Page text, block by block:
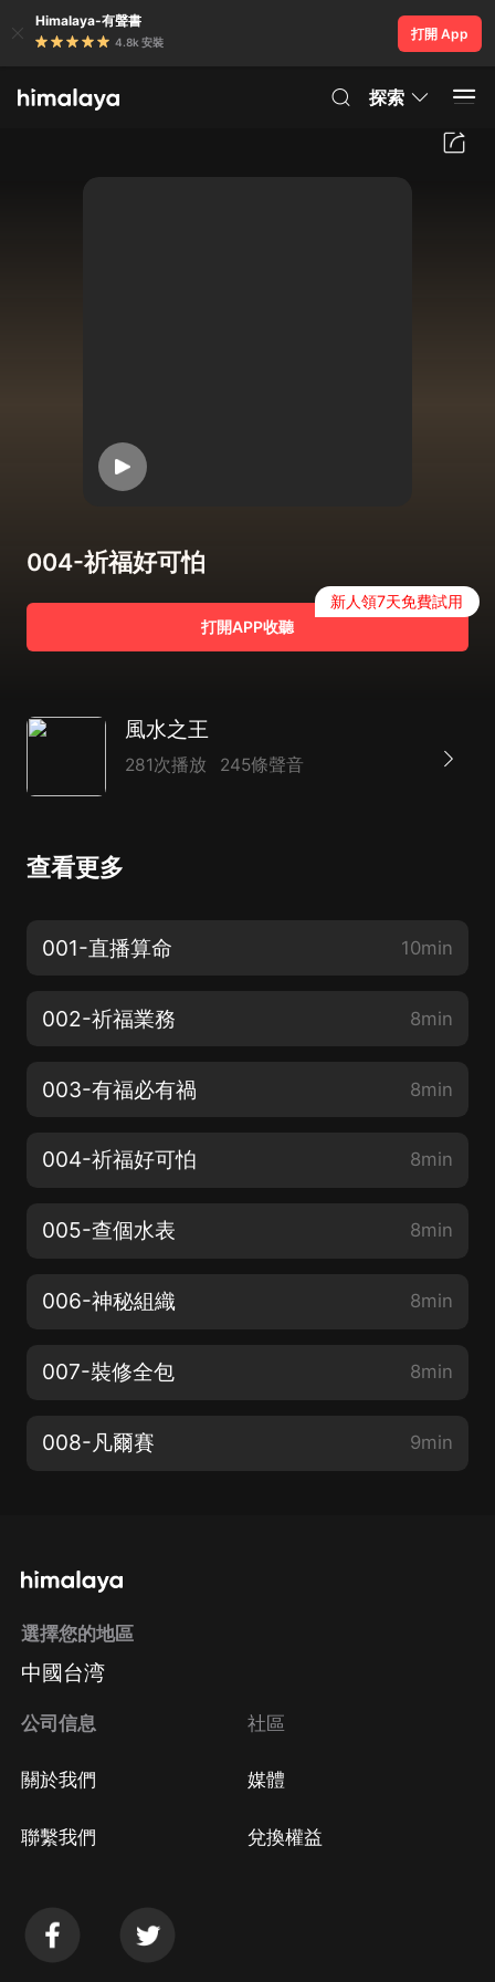
Himalaya-有聲書
4.8k 安裝
打開 App
探索
004-祈福好可怕
打開APP收聽
新人領7天免費試用
風水之王
281次播放 245條聲音
查看更多
001-直播算命 10min
002-祈福業務 8min
003-有福必有禍 8min
004-祈福好可怕 8min
005-查個水表 8min
006-神秘組織 8min
007-裝修全包 8min
008-凡爾賽 9min
選擇您的地區
中國台湾
公司信息
關於我們
聯繫我們
社區
媒體
兌換權益